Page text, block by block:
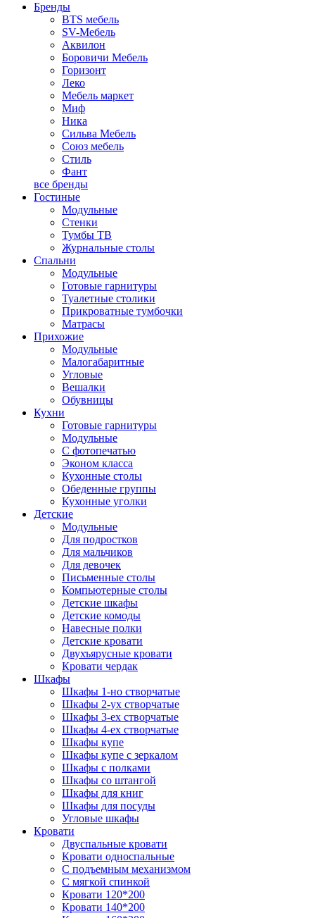
Бренды
BTS мебель
SV-Мебель
Аквилон
Боровичи Мебель
Горизонт
Леко
Мебель маркет
Миф
Ника
Сильва Мебель
Союз мебель
Стиль
Фант
все бренды
Гостиные
Модульные
Стенки
Тумбы ТВ
Журнальные столы
Спальни
Модульные
Готовые гарнитуры
Туалетные столики
Прикроватные тумбочки
Матрасы
Прихожие
Модульные
Малогабаритные
Угловые
Вешалки
Обувницы
Кухни
Готовые гарнитуры
Модульные
С фотопечатью
Эконом класса
Кухонные столы
Обеденные группы
Кухонные уголки
Детские
Модульные
Для подростков
Для мальчиков
Для девочек
Письменные столы
Компьютерные столы
Детские шкафы
Детские комоды
Навесные полки
Детские кровати
Двухъярусные кровати
Кровати чердак
Шкафы
Шкафы 1-но створчатые
Шкафы 2-ух створчатые
Шкафы 3-ех створчатые
Шкафы 4-ех створчатые
Шкафы купе
Шкафы купе с зеркалом
Шкафы с полками
Шкафы со штангой
Шкафы для книг
Шкафы для посуды
Угловые шкафы
Кровати
Двуспальные кровати
Кровати односпальные
С подъемным механизмом
С мягкой спинкой
Кровати 120*200
Кровати 140*200